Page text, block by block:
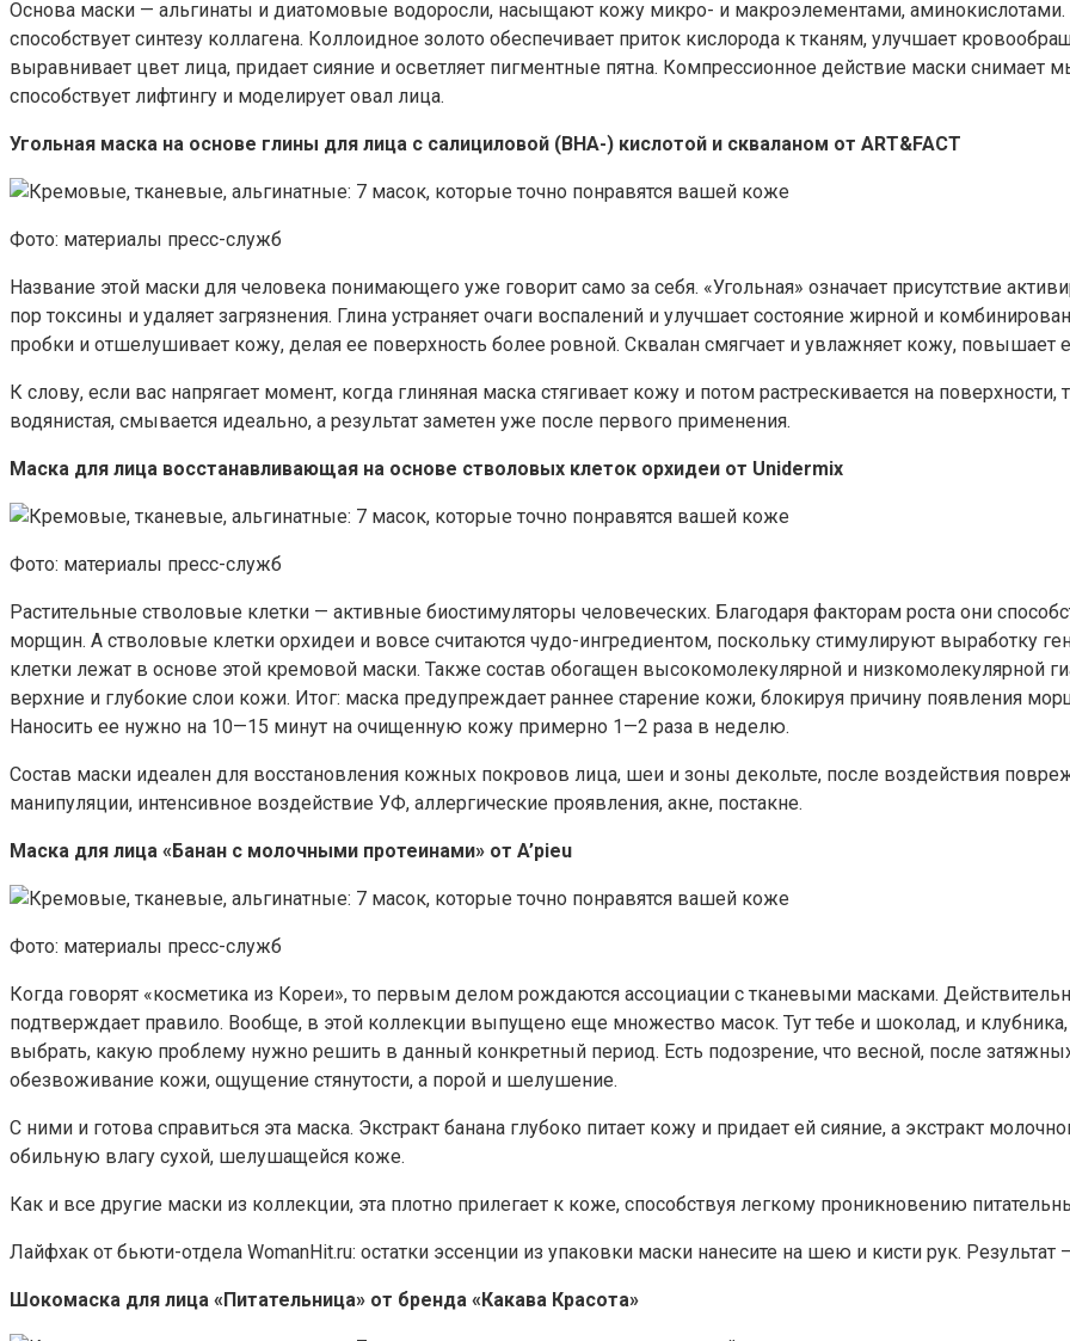
Основа маски — альгинаты и диатомовые водоросли, насыщают кожу микро- и макроэлементами, аминокислотами.
способствует синтезу коллагена. Коллоидное золото обеспечивает приток кислорода к тканям, улучшает
выравнивает цвет лица, придает сияние и осветляет пигментные пятна. Компрессионное действие маски
способствует лифтингу и моделирует овал лица.
Угольная маска на основе глины для лица с салициловой (BHA-) кислотой и скваланом от ART&FACT
Фото: материалы пресс-служб
Название этой маски для человека понимающего уже говорит само за себя. «Угольная» означает присутствие
пор токсины и удаляет загрязнения. Глина устраняет очаги воспалений и улучшает состояние жирной и
пробки и отшелушивает кожу, делая ее поверхность более ровной. Сквалан смягчает и увлажняет кожу, повышает
К слову, если вас напрягает момент, когда глиняная маска стягивает кожу и потом растрескивается на
водянистая, смывается идеально, а результат заметен уже после первого применения.
Маска для лица восстанавливающая на основе стволовых клеток орхидеи от Unidermix
Фото: материалы пресс-служб
Растительные стволовые клетки — активные биостимуляторы человеческих. Благодаря факторам роста они
морщин. А стволовые клетки орхидеи и вовсе считаются чудо-ингредиентом, поскольку стимулируют выработку
клетки лежат в основе этой кремовой маски. Также состав обогащен высокомолекулярной и низкомолекулярной
верхние и глубокие слои кожи. Итог: маска предупреждает раннее старение кожи, блокируя причину появления
Наносить ее нужно на 10—15 минут на очищенную кожу примерно 1—2 раза в неделю.
Состав маски идеален для восстановления кожных покровов лица, шеи и зоны декольте, после воздействия
манипуляции, интенсивное воздействие УФ, аллергические проявления, акне, постакне.
Маска для лица «Банан с молочными протеинами» от A’pieu
Фото: материалы пресс-служб
Когда говорят «косметика из Кореи», то первым делом рождаются ассоциации с тканевыми масками.
подтверждает правило. Вообще, в этой коллекции выпущено еще множество масок. Тут тебе и шоколад, и
выбрать, какую проблему нужно решить в данный конкретный период. Есть подозрение, что весной, после
обезвоживание кожи, ощущение стянутости, а порой и шелушение.
С ними и готова справиться эта маска. Экстракт банана глубоко питает кожу и придает ей сияние, а экстракт
обильную влагу сухой, шелушащейся коже.
Как и все другие маски из коллекции, эта плотно прилегает к коже, способствуя легкому проникновению
Лайфхак от бьюти-отдела WomanHit.ru: остатки эссенции из упаковки маски нанесите на шею и кисти рук.
Шокомаска для лица «Питательница» от бренда «Какава Красота»